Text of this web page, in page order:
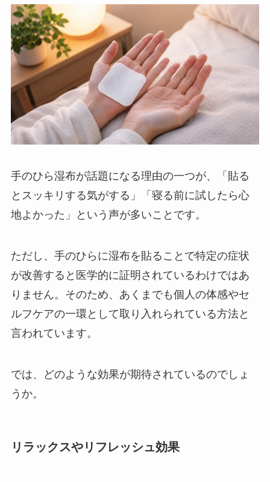
手のひら湿布が話題になる理由の一つが、「貼る
とスッキリする気がする」「寝る前に試したら心
地よかった」という声が多いことです。
ただし、手のひらに湿布を貼ることで特定の症状
が改善すると医学的に証明されているわけではあ
りません。そのため、あくまでも個人の体感やセ
ルフケアの一環として取り入れられている方法と
言われています。
では、どのような効果が期待されているのでしょ
うか。
リラックスやリフレッシュ効果